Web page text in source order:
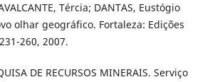
Tércia; DANTAS, Eustógio
olhar geográfico. Fortaleza: Edições
260, 2007.
DE RECURSOS MINERAIS. Serviço